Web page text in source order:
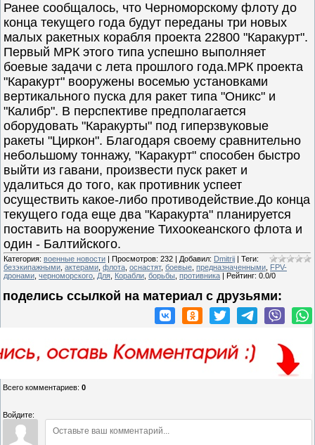
Ранее сообщалось, что Черноморскому флоту до
конца текущего года будут переданы три новых
малых ракетных корабля проекта 22800 "Каракурт".
Первый МРК этого типа успешно выполняет
боевые задачи с лета прошлого года.МРК проекта
"Каракурт" вооружены восемью установками
вертикального пуска для ракет типа "Оникс" и
"Калибр". В перспективе предполагается
оборудовать "Каракурты" под гиперзвуковые
ракеты "Циркон". Благодаря своему сравнительно
небольшому тоннажу, "Каракурт" способен быстро
выйти из гавани, произвести пуск ракет и
удалиться до того, как противник успеет
осуществить какое-либо противодействие.До конца
текущего года еще два "Каракурта" планируется
поставить на вооружение Тихоокеанского флота и
один - Балтийского.
Категория: военные новости | Просмотров: 232 | Добавил: Dmitrij | Теги:
безэкипажными актерами флота оснастят, боевые предназначенными FPV-
дронами черноморского Для Корабли борьбы противника | Рейтинг: 0.0/0
поделись ссылкой на материал c друзьями:
Всего комментариев: 0
Войдите: